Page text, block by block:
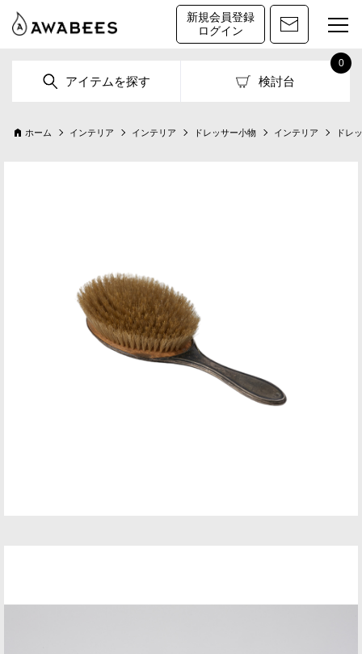
新規会員登録
ログイン
アイテムを探す 検討台
0
ホーム インテリア インテリア ドレッサー小物 インテリア ドレ